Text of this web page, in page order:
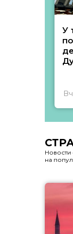
У
Новости
на